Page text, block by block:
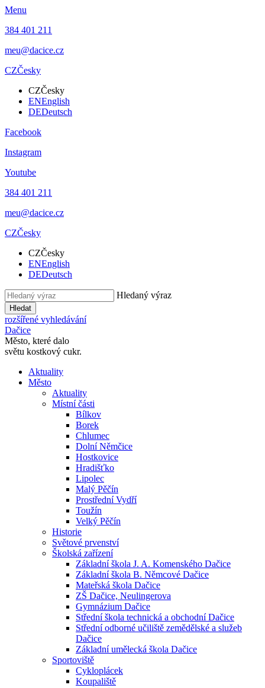
Menu
384 401 211
meu@dacice.cz
CZČesky
CZČesky
ENEnglish
DEDeutsch
Facebook
Instagram
Youtube
384 401 211
meu@dacice.cz
CZČesky
CZČesky
ENEnglish
DEDeutsch
Hledaný výraz
Hledat
rozšířené vyhledávání
Dačice
Město, které dalo
světu kostkový cukr.
Aktuality
Město
Aktuality
Místní části
Bílkov
Borek
Chlumec
Dolní Němčice
Hostkovice
Hradišťko
Lipolec
Malý Pěčín
Prostřední Vydří
Toužín
Velký Pěčín
Historie
Světové prvenství
Školská zařízení
Základní škola J. A. Komenského Dačice
Základní škola B. Němcové Dačice
Mateřská škola Dačice
ZŠ Dačice, Neulingerova
Gymnázium Dačice
Střední škola technická a obchodní Dačice
Střední odborné učiliště zemědělské a služeb
Dačice
Základní umělecká škola Dačice
Sportoviště
Cykloplácek
Koupaliště